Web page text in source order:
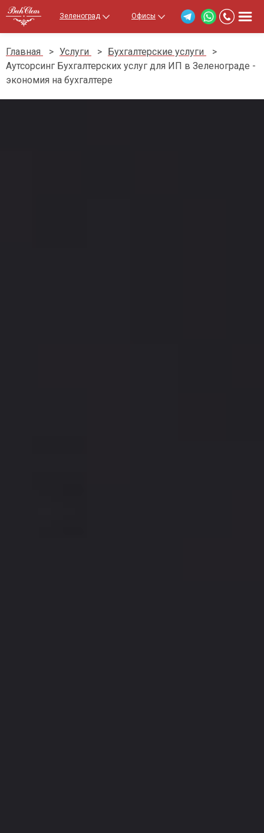
Зеленоград Офисы
Главная > Услуги > Бухгалтерские услуги
>
Аутсорсинг Бухгалтерских услуг для ИП в Зеленограде -
экономия на бухгалтере